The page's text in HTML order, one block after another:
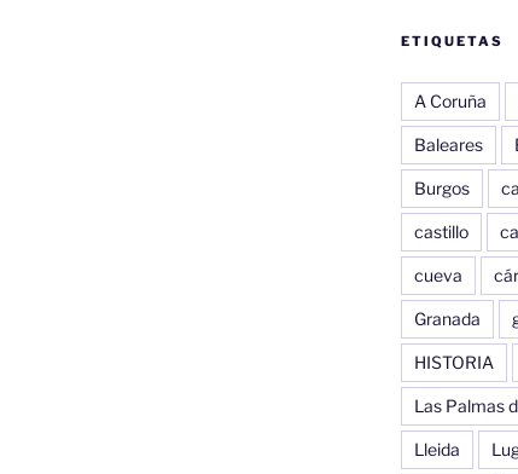
ETIQUETAS
A Coruña
Baleares
Burgos
castillo
cueva
Granada
HISTORIA
Las Palmas
Lleida